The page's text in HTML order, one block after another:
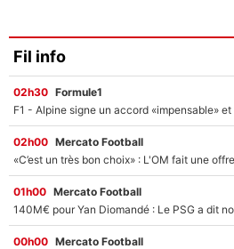
Fil info
02h30 Formule1
02h00 Mercato Football
01h00 Mercato Football
00h00 Mercato Football